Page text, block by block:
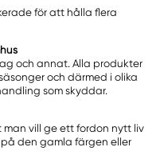
för att hålla flera
och annat. Alla produkter
och därmed i olika
som skyddar.
vill ge ett fordon nytt liv
den gamla färgen eller